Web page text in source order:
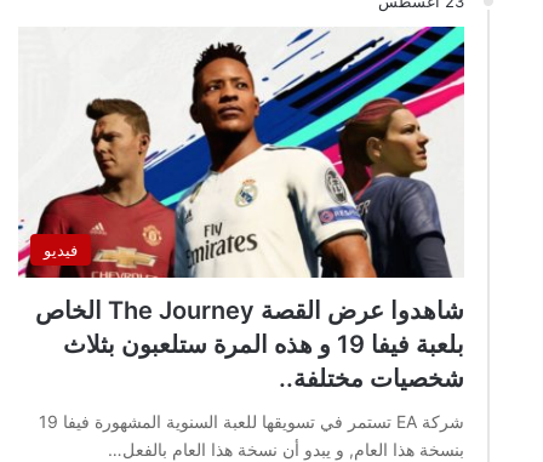
فيديو
شاهدوا عرض القصة The Journey الخاص
بلعبة فيفا 19 و هذه المرة ستلعبون بثلاث
شخصيات مختلفة..
شركة EA تستمر في تسويقها للعبة السنوية المشهورة فيفا 19
بنسخة هذا العام, و يبدو أن نسخة هذا العام بالفعل…